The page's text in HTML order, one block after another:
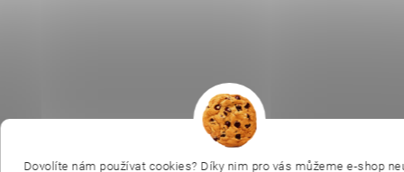
Dovolíte nám používat cookies? Díky nim pro vás můžeme e-shop